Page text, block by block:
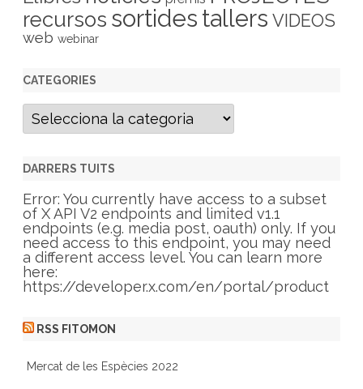
recursos sortides tallers VIDEOS
web webinar
CATEGORIES
C
t
g
r
i
e
s
DARRERS TUITS
Error: You currently have access to a subset
of X API V2 endpoints and limited v1.1
endpoints (e.g. media post, oauth) only. If you
need access to this endpoint, you may need
a different access level. You can learn more
here:
https://developer.x.com/en/portal/product
RSS FITOMON
Mercat de les Espècies 2022